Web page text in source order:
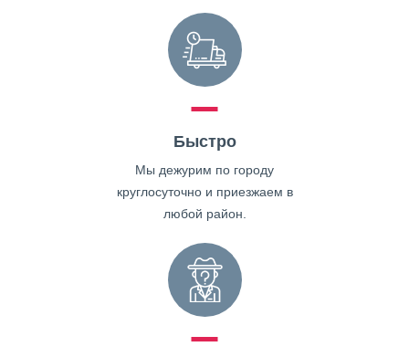
Быстро
Мы дежурим по городу
круглосуточно и приезжаем в
любой район.